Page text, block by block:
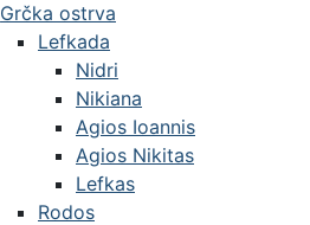
Grčka ostrva
Lefkada
Nidri
Nikiana
Agios Ioannis
Agios Nikitas
Lefkas
Rodos